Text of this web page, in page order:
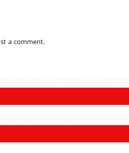
a comment.